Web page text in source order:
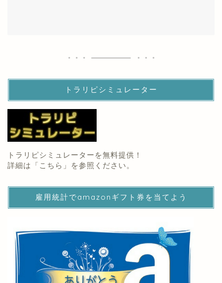
トラリピシミュレーター
トラリピシミュレーターを無料提供！
詳細は「 こちら 」を参照ください。
雇用統計でamazonギフト券を当てよう